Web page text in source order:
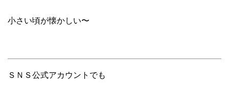
小さい頃が懐かしい〜
ＳＮＳ公式アカウントでも